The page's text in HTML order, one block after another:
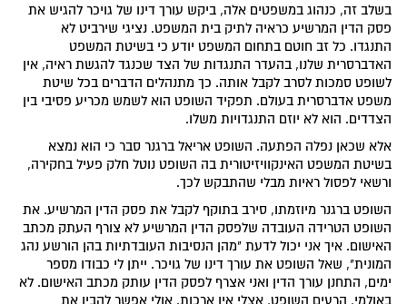
בשלב זה, כנהוג במשפטים אלה, ביקש עורך דינו של גויכר להגיש את
פסק הדין המרשיע כראיה לתיק בית המשפט. נציגי שירביט לא
התנגדו. כל זב חוטם בתחום המשפט יודע כי בשיטת המשפט
האדברסרית שלנו, בהעדר התנגדות של הצד שכנגד להגשת ראיה, אין
לשופט סמכות לסרב לקבל אותה. כך מתנהלים הדברים בכל שיטת
משפט אדברסרית בעולם. תפקיד השופט הוא לשמש מכריע פסיבי בין
הצדדים. הוא לא יוזם התנגדויות משלו.
אלא שכאן נפלה הפתעה. השופט אריאל ברגנר סבר כי הוא נמצא
בשיטת המשפט האינקוויזיטורית בה השופט נוטל חלק פעיל בחקירה,
ורשאי לפסול ראיות מבלי שהתבקש לכך.
השופט ברגנר מיוזמתו, סירב בתוקף לקבל את פסק הדין המרשיע. את
השופט הטרידה העובדה שלפסק הדין המרשיע לא צורף העתק מכתב
האישום. איך אני יכול לדעת "מהן הנסיבות העובדתיות בהן הורשע נהג
המונית", שאל השופט את עורך דינו של גויכר. ייתן לי כבודו מספר
ימים, התחנן עורך הדין ואני אצרף לפסק הדין עותק מכתב האישום. לא